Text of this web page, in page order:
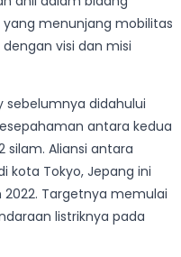
yang menunjang mobilitas
visi dan misi
sebelumnya didahului
antara kedua
silam. Aliansi antara
kota Tokyo, Jepang ini
Targetnya memulai
listriknya pada